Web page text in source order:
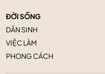
ĐỜI SỐNG
DÂN SINH
VIỆC LÀM
PHONG CÁCH